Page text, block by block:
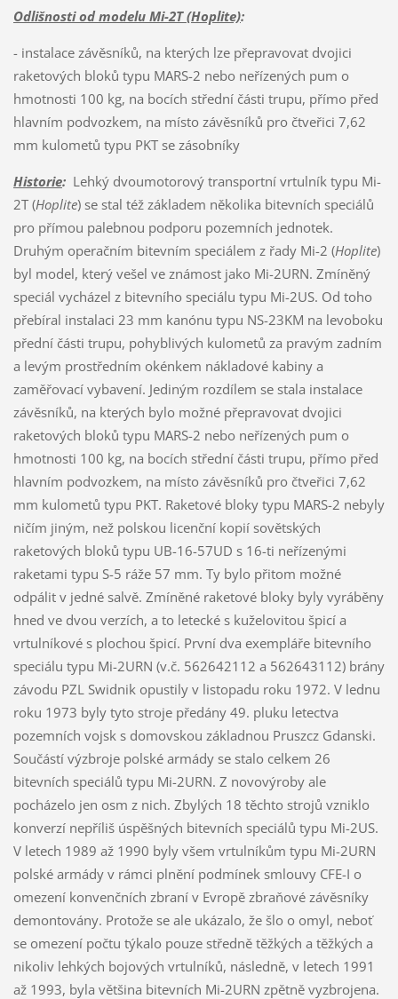
Odlišnosti od modelu Mi-2T (Hoplite):
- instalace závěsníků, na kterých lze přepravovat dvojici
raketových bloků typu MARS-2 nebo neřízených pum o
hmotnosti 100 kg, na bocích střední části trupu, přímo před
hlavním podvozkem, na místo závěsníků pro čtveřici 7,62
mm kulometů typu PKT se zásobníky
Historie:Lehký dvoumotorový transportní vrtulník typu Mi-
2T (Hoplite) se stal též základem několika bitevních speciálů
pro přímou palebnou podporu pozemních jednotek.
Druhým operačním bitevním speciálem z řady Mi-2 (Hoplite)
byl model, který vešel ve známost jako Mi-2URN. Zmíněný
speciál vycházel z bitevního speciálu typu Mi-2US. Od toho
přebíral instalaci 23 mm kanónu typu NS-23KM na levoboku
přední části trupu, pohyblivých kulometů za pravým zadním
a levým prostředním okénkem nákladové kabiny a
zaměřovací vybavení. Jediným rozdílem se stala instalace
závěsníků, na kterých bylo možné přepravovat dvojici
raketových bloků typu MARS-2 nebo neřízených pum o
hmotnosti 100 kg, na bocích střední části trupu, přímo před
hlavním podvozkem, na místo závěsníků pro čtveřici 7,62
mm kulometů typu PKT. Raketové bloky typu MARS-2 nebyly
ničím jiným, než polskou licenční kopií sovětských
raketových bloků typu UB-16-57UD s 16-ti neřízenými
raketami typu S-5 ráže 57 mm. Ty bylo přitom možné
odpálit v jedné salvě. Zmíněné raketové bloky byly vyráběny
hned ve dvou verzích, a to letecké s kuželovitou špicí a
vrtulníkové s plochou špicí. První dva exempláře bitevního
speciálu typu Mi-2URN (v.č. 562642112 a 562643112) brány
závodu PZL Swidnik opustily v listopadu roku 1972. V lednu
roku 1973 byly tyto stroje předány 49. pluku letectva
pozemních vojsk s domovskou základnou Pruszcz Gdanski.
Součástí výzbroje polské armády se stalo celkem 26
bitevních speciálů typu Mi-2URN. Z novovýroby ale
pocházelo jen osm z nich. Zbylých 18 těchto strojů vzniklo
konverzí nepříliš úspěšných bitevních speciálů typu Mi-2US.
V letech 1989 až 1990 byly všem vrtulníkům typu Mi-2URN
polské armády v rámci plnění podmínek smlouvy CFE-I o
omezení konvenčních zbraní v Evropě zbraňové závěsníky
demontovány. Protože se ale ukázalo, že šlo o omyl, neboť
se omezení počtu týkalo pouze středně těžkých a těžkých a
nikoliv lehkých bojových vrtulníků, následně, v letech 1991
až 1993, byla většina bitevních Mi-2URN zpětně vyzbrojena.